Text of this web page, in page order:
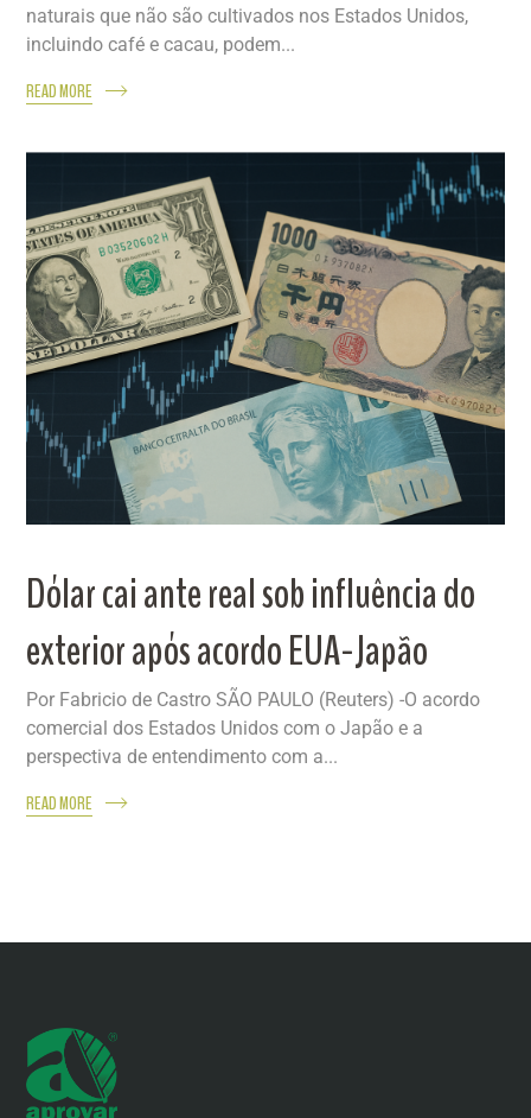
naturais que não são cultivados nos Estados Unidos,
incluindo café e cacau, podem...
READ MORE
Dólar cai ante real sob influência do
exterior após acordo EUA-Japão
Por Fabricio de Castro SÃO PAULO (Reuters) -O acordo
comercial dos Estados Unidos com o Japão e a
perspectiva de entendimento com a...
READ MORE